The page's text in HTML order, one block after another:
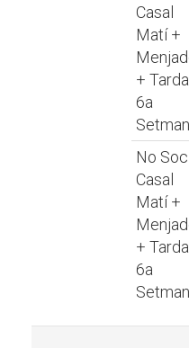
Casal
Matí +
+
6a
No
Casal
Matí +
+
6a